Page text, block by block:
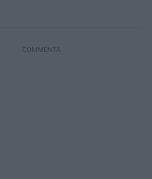
COMMENTA